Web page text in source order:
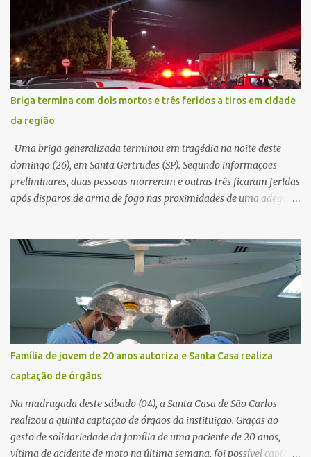
e passou a orientar a vítima sobre os procedimentos que deveriam
ser realizados. Dias depois, o golpista enviou um documento em
PDF simulando uma comunicação oficial da instituição financeira.
Na sequência, entrou em contato por telefone e encaminhou um
link, orientando a vítima a acessá-lo pelo computador para
concluir a suposta atualização cadastral. Após realizar o
procedimento, a conta bancária ficou bloqueada por algumas
horas. Sem conseguir acessar o sistema, a vítima tentou
novamente contato com o suposto gerente, mas não obteve
resposta. Na segunda-fe...
Briga termina com dois mortos e três feridos a tiros em cidade
da região
Uma briga generalizada terminou em tragédia na noite deste
domingo (26), em Santa Gertrudes (SP). Segundo informações
preliminares, duas pessoas morreram e outras três ficaram feridas
após disparos de arma de fogo nas proximidades de uma adega. O
começado dentro do estabelecimento e se estendido para a área
externa, quando dois homens armados passaram a efetuar
diversos disparos. Duas vítimas morreram ainda no local. Outras
três pessoas foram baleadas e socorridas. Até o momento, não
foram divulgadas informações oficiais sobre o estado de saúde dos
feridos. Equipes da Polícia Militar de Santa Gertrudes atenderam a
ocorrência e isolaram a área para o trabalho da perícia. Até a
última atualização, nenhum suspeito havia sido preso. A Polícia
Civil investigará a motivação da briga, a autoria dos disparos e as
circunstâncias do crime. A ocorrência segue em anda...
Família de jovem de 20 anos autoriza e Santa Casa realiza
captação de órgãos
Na madrugada deste sábado (04), a Santa Casa de São Carlos
realizou a quinta captação de órgãos da instituição. Graças ao
gesto de solidariedade da família de uma paciente de 20 anos,
vítima de acidente de moto na última semana, foi possível captar o